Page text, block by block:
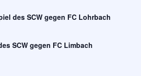
des SCW gegen FC Lohrbach
SCW gegen FC Limbach